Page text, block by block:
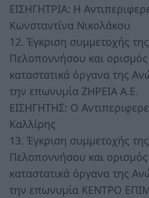
ΕΙΣΗΓΗΤΡΙΑ: Η
Κωνσταντίνα Νικολάκου
12. Έγκριση συμμετοχής
Πελοποννήσου και
καταστατικά όργανα της
την επωνυμία ΖΗΡΕΙΑ Α.Ε.
ΕΙΣΗΓΗΤΗΣ: Ο
Καλλίρης
13. Έγκριση συμμετοχής
Πελοποννήσου και
καταστατικά όργανα της
την επωνυμία ΚΕΝΤΡΟ